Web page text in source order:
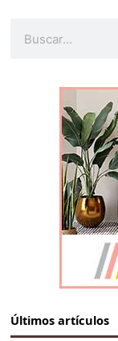
Últimos artículos